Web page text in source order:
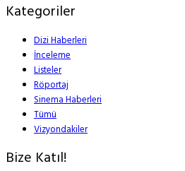
Kategoriler
Dizi Haberleri
İnceleme
Listeler
Röportaj
Sinema Haberleri
Tümü
Vizyondakiler
Bize Katıl!